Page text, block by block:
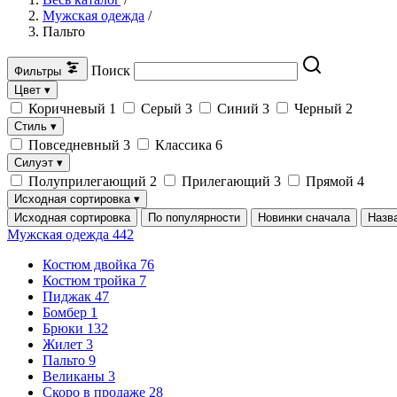
Мужская одежда /
Пальто
Фильтры Поиск
Цвет ▾
Коричневый 1 Серый 3 Синий 3 Черный 2
Стиль ▾
Повседневный 3 Классика 6
Силуэт ▾
Полуприлегающий 2 Прилегающий 3 Прямой 4
Исходная сортировка ▾
Исходная сортировка
По популярности Новинки сначала
Мужская одежда 442
Костюм двойка 76
Костюм тройка 7
Пиджак 47
Бомбер 1
Брюки 132
Жилет 3
Пальто 9
Великаны 3
Скоро в продаже 28